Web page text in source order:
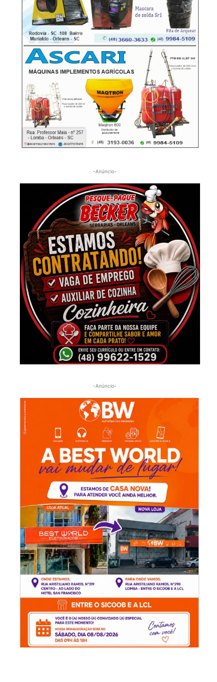
-Anúncio-
-Anúncio-